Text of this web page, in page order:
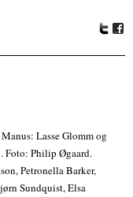
Lasse Glomm og
Foto: Philip Øgaard.
Petronella Barker,
Sundquist, Elsa